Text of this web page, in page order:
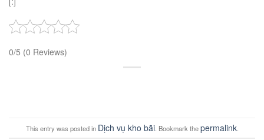
0/5 (0 Reviews)
This entry was posted in Dịch vụ kho bãi. Bookmark thepermalink.